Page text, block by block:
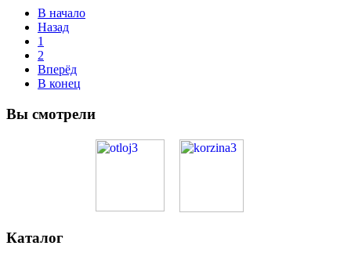
В начало
Назад
1
2
Вперёд
В конец
Вы смотрели
Каталог